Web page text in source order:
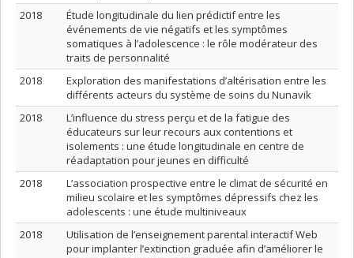
2018
Étude longitudinale du lien prédictif entre les
événements de vie négatifs et les symptômes
somatiques à l’adolescence : le rôle modérateur des
traits de personnalité
2018
Exploration des manifestations d’altérisation entre les
différents acteurs du système de soins du Nunavik
2018
L’influence du stress perçu et de la fatigue des
éducateurs sur leur recours aux contentions et
isolements : une étude longitudinale en centre de
réadaptation pour jeunes en difficulté
2018
L’association prospective entre le climat de sécurité en
milieu scolaire et les symptômes dépressifs chez les
adolescents : une étude multiniveaux
2018
Utilisation de l’enseignement parental interactif Web
pour implanter l’extinction graduée afin d’améliorer le